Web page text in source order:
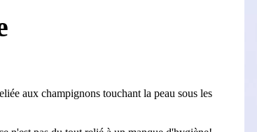
aux champignons touchant la peau sous les